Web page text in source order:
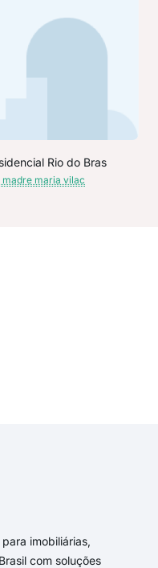
Rio do Bras
madre maria vilac
imobiliárias,
com soluções